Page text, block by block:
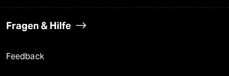
Fragen & Hilfe
Feedback